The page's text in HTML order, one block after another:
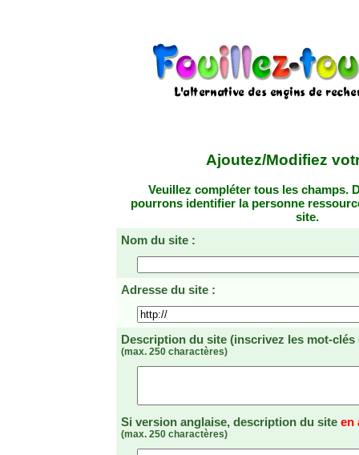
Ajoutez/Modifiez
Veuillez compléter tous les champs.
pourrons identifier la personne
site.
Nom du site :
Adresse du site :
Description du site (inscrivez les mot-
(max. 250 charactères)
Si version anglaise, description du site en
(max. 250 charactères)